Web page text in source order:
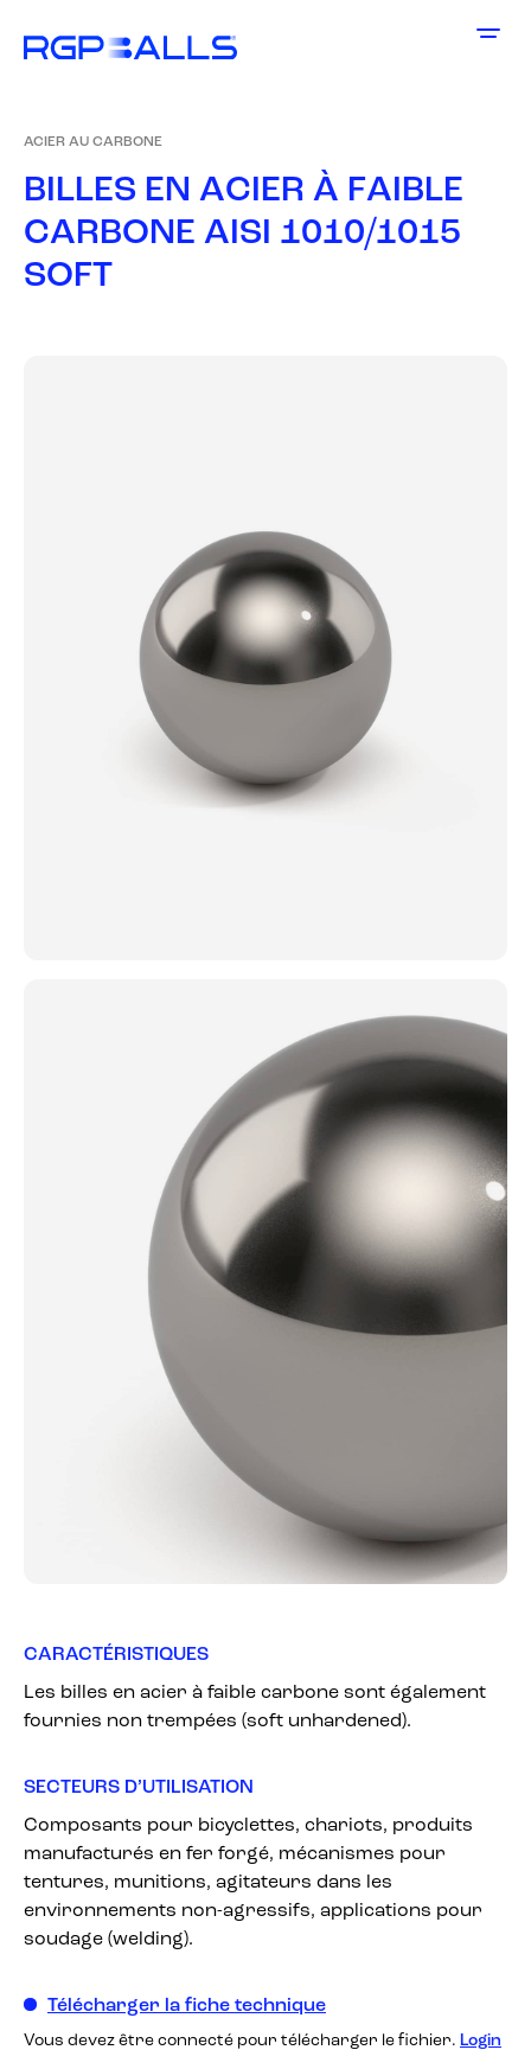
ACIER AU CARBONE
BILLES EN ACIER À FAIBLE
CARBONE AISI 1010/1015
SOFT
CARACTÉRISTIQUES
Les billes en acier à faible carbone sont également
fournies non trempées (soft unhardened).
SECTEURS D’UTILISATION
Composants pour bicyclettes, chariots, produits
manufacturés en fer forgé, mécanismes pour
tentures, munitions, agitateurs dans les
environnements non-agressifs, applications pour
soudage (welding).
Télécharger la fiche technique
Vous devez être connecté pour télécharger le fichier. Login